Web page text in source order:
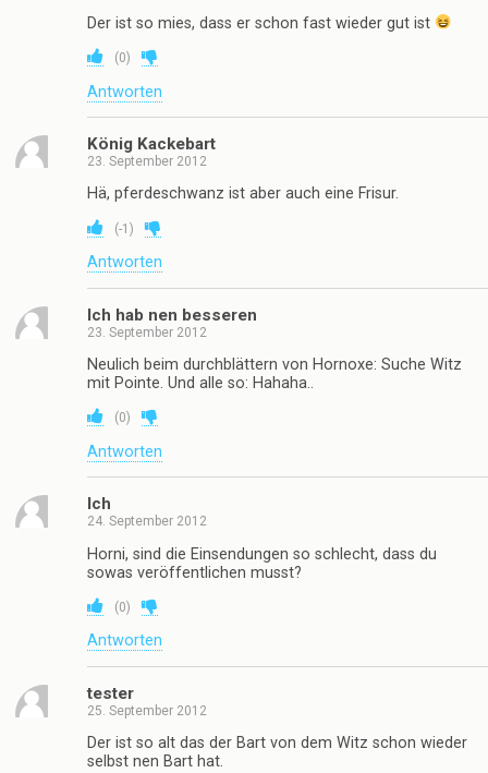
Der ist so mies, dass er schon fast wieder gut ist
(0)
Antworten
König Kackebart
23. September 2012
Hä, pferdeschwanz ist aber auch eine Frisur.
(-1 )
Antworten
Ich hab nen besseren
23. September 2012
Neulich beim durchblättern von Hornoxe: Suche Witz
mit Pointe. Und alle so: Hahaha..
(0)
Antworten
Ich
24. September 2012
Horni, sind die Einsendungen so schlecht, dass du
sowas veröffentlichen musst?
(0)
Antworten
tester
25. September 2012
Der ist so alt das der Bart von dem Witz schon wieder
selbst nen Bart hat.